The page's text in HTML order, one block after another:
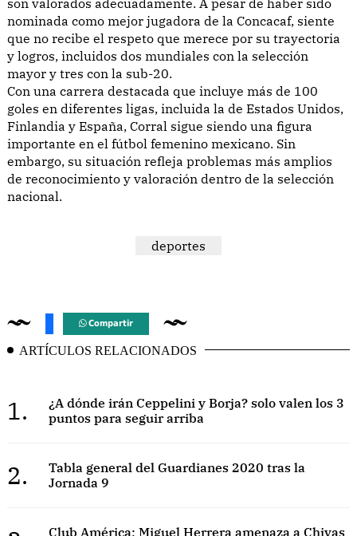
nominada como mejor jugadora de la Concacaf, siente
que no recibe el respeto que merece por su trayectoria
y logros, incluidos dos mundiales con la selección
mayor y tres con la sub-20.
Con una carrera destacada que incluye más de 100
goles en diferentes ligas, incluida la de Estados Unidos,
Finlandia y España, Corral sigue siendo una figura
importante en el fútbol femenino mexicano. Sin
embargo, su situación refleja problemas más amplios
de reconocimiento y valoración dentro de la selección
nacional.
deportes
Compartir
ARTÍCULOS RELACIONADOS
1.
¿A dónde irán Ceppelini y Borja? solo valen los 3
puntos para seguir arriba
2.
Tabla general del Guardianes 2020 tras la
Jornada 9
Club América: Miguel Herrera amenaza a Chivas